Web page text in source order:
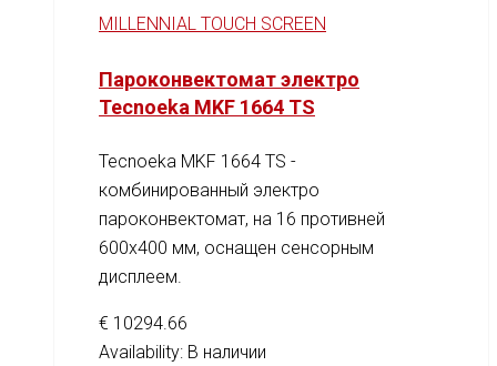
MILLENNIAL TOUCH SCREEN
Пароконвектомат электро
Tecnoeka MKF 1664 TS
Tecnoeka MKF 1664 TS -
комбинированный электро
пароконвектомат, на 16 противней
600x400 мм, оснащен сенсорным
дисплеем.
€ 10294.66
Availability: В наличии